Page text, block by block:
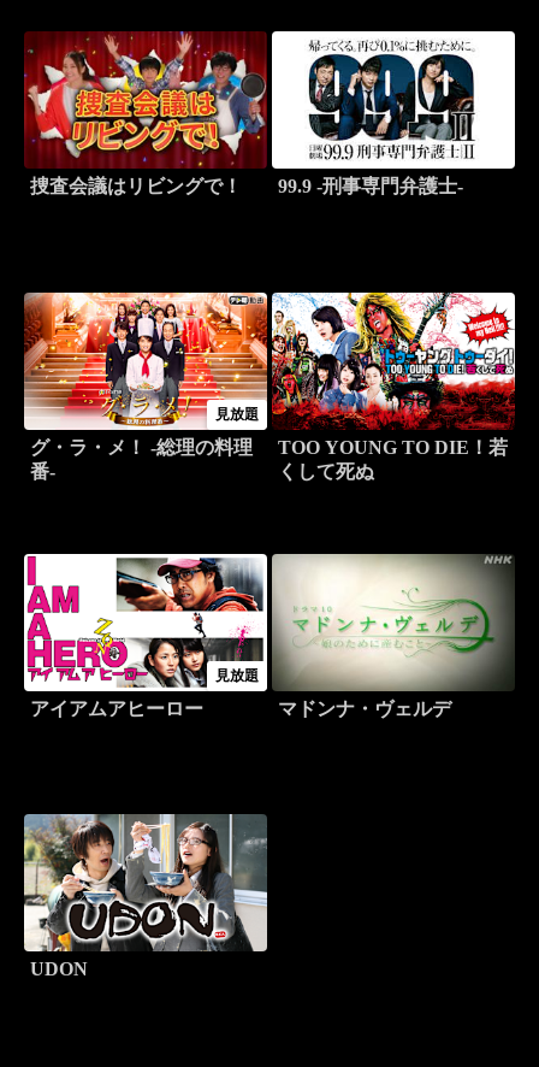
捜査会議はリビングで！ 99.9 -刑事専門弁護士-
見放題
グ・ラ・メ！ -総理の料理
番-
TOO YOUNG TO DIE！若
くして死ぬ
見放題
アイアムアヒーロー マドンナ・ヴェルデ
UDON